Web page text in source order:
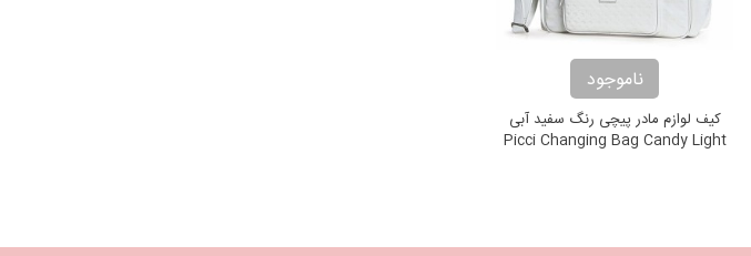
ناموجود
کیف لوازم مادر پیچی رنگ سفید آبی
Picci Changing Bag Candy Light